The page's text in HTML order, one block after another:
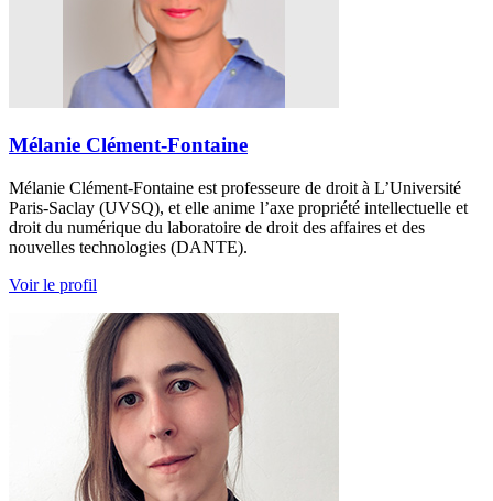
Mélanie Clément-Fontaine
Mélanie Clément-Fontaine est professeure de droit à L’Université
Paris-Saclay (UVSQ), et elle anime l’axe propriété intellectuelle et
droit du numérique du laboratoire de droit des affaires et des
nouvelles technologies (DANTE).
Voir le profil